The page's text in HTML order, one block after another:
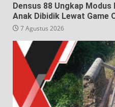
Densus 88 Ungkap
Anak Dibidik Lewat Game
7 Agustus 2026